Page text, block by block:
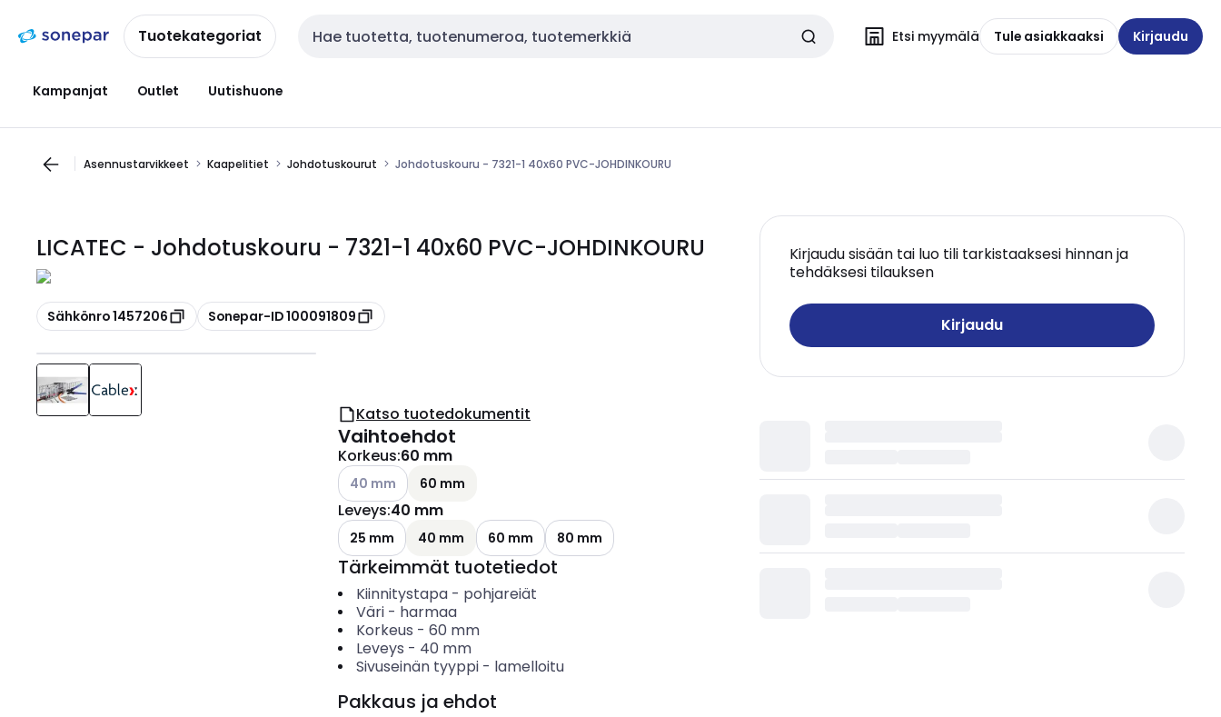
navigointiinsisältöönTuotekategoriat Haku Etsi myymälä Tule asiakkaaksi Kirjaudu
Kampanjat Outlet Uutishuone
Asennustarvikkeet Kaapelitiet Johdotuskourut Johdotuskouru - 7321-1 40x60 PVC-JOHDINKOURU
LICATEC - Johdotuskouru - 7321-1 40x60 PVC-JOHDINKOURU
Kopioi
Sähkönro 1457206 Kopioi
Sonepar-ID 100091809
Kirjaudu sisään tai luo tili tarkistaaksesi hinnan ja
tehdäksesi tilauksen
Kirjaudu
Katso tuotedokumentit
Vaihtoehdot
Korkeus:60 mm
Katso käytettävissä olevat vaihtoehdot
40 mm 60 mm
Leveys:40 mm
25 mm 40 mm 60 mm 80 mm
Tärkeimmät tuotetiedot
Kiinnitystapa- pohjareiät
Väri- harmaa
Korkeus - 60 mm
Leveys - 40 mm
Sivuseinän tyyppi- lamelloitu
Pakkaus ja ehdot